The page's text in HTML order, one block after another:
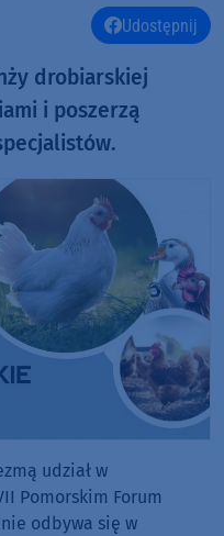
Udostępnij
drobiarskiej
i poszerzą
udział w
Pomorskim Forum
odbywa się w